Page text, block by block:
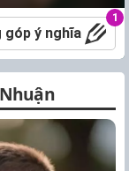
góp ý nghĩa
1